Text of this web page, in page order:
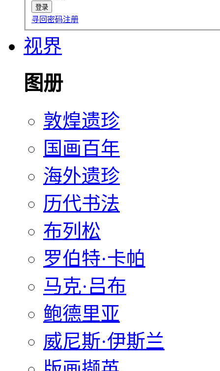
寻回密码注册
视界
图册
敦煌遗珍
国画百年
海外遗珍
历代书法
布列松
罗伯特·卡帕
马克·吕布
鲍德里亚
威尼斯·伊斯兰